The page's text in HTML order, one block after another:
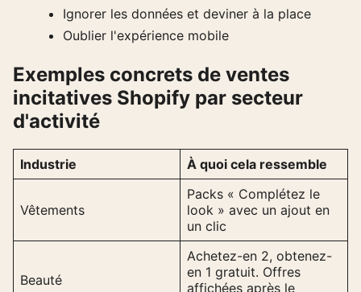
Ignorer les données et deviner à la place
Oublier l'expérience mobile
Exemples concrets de ventes
incitatives Shopify par secteur
d'activité
Industrie À quoi cela ressemble
Vêtements
Packs « Complétez le
look » avec un ajout en
un clic
Beauté
Achetez-en 2, obtenez-
en 1 gratuit. Offres
affichées après le